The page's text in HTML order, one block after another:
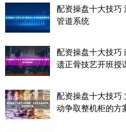
配资操盘十大技巧
管道系统
配资操盘十大技巧
遗正骨技艺开班授
配资操盘十大技巧
动争取整机柜的方